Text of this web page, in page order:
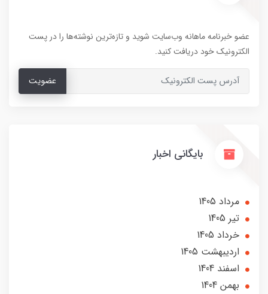
عضو خبرنامه ماهانه وب‌سایت شوید و تازه‌ترین نوشته‌ها را در پست
الکترونیک خود دریافت کنید.
عضویت
بایگانی اخبار
مرداد 1405
تير 1405
خرداد 1405
ارديبهشت 1405
اسفند 1404
بهمن 1404